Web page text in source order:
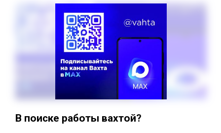
В поиске работы вахтой?